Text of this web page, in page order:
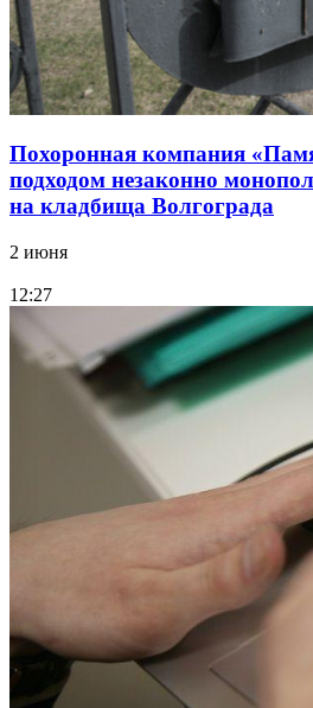
Похоронная компания
подходом незаконно
на кладбища Волгограда
2 июня
12:27